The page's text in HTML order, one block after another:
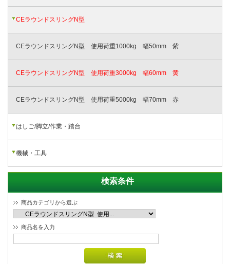
CEラウンドスリングN型
CEラウンドスリングN型 使用荷重1000kg 幅50mm 紫
CEラウンドスリングN型 使用荷重3000kg 幅60mm 黄
CEラウンドスリングN型 使用荷重5000kg 幅70mm 赤
はしご/脚立/作業・踏台
機械・工具
検索条件
商品カテゴリから選ぶ
商品名を入力